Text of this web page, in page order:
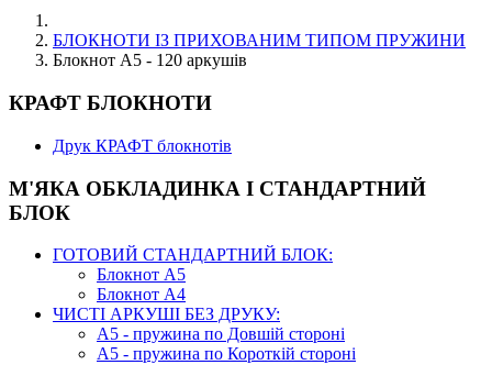
БЛОКНОТИ ІЗ ПРИХОВАНИМ ТИПОМ ПРУЖИНИ
Блокнот А5 - 120 аркушів
КРАФТ БЛОКНОТИ
Друк КРАФТ блокнотів
М'ЯКА ОБКЛАДИНКА І СТАНДАРТНИЙ
БЛОК
ГОТОВИЙ СТАНДАРТНИЙ БЛОК:
Блокнот А5
Блокнот А4
ЧИСТІ АРКУШІ БЕЗ ДРУКУ:
А5 - пружина по Довшій стороні
А5 - пружина по Короткій стороні